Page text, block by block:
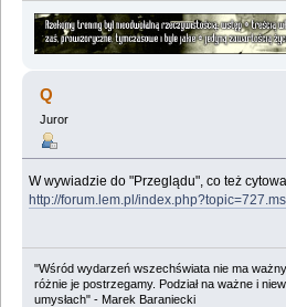
Q
Juror
W wywiadzie do "Przeglądu", co też
http://forum.lem.pl/
"Wśród wydarzeń wszechświata nie ma
różnie je postrzegamy. Podział na ważne i
umysłach" - Marek Baraniecki